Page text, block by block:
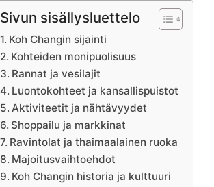
Sivun sisällysluettelo
Koh Changin sijainti
Kohteiden monipuolisuus
Rannat ja vesilajit
Luontokohteet ja kansallispuistot
Aktiviteetit ja nähtävyydet
Shoppailu ja markkinat
Ravintolat ja thaimaalainen ruoka
Majoitusvaihtoehdot
Koh Changin historia ja kulttuuri